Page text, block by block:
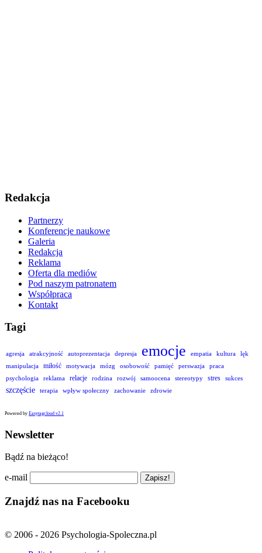
Redakcja
Partnerzy
Konferencje naukowe
Galeria
Redakcja
Reklama
Oferta dla mediów
Pod naszym patronatem
Współpraca
Kontakt
Tagi
agresja atrakcyjność autoprezentacja depresja emocje empatia kultura
lęk
manipulacja
miłość motywacja mózg osobowość pamięć perswazja
praca
psychologia
reklama relacje rodzina rozwój samoocena stereotypy stres sukces
szczęście terapia wpływ społeczny zachowanie zdrowie
Powered by Easytagcloud v2.1
Newsletter
Bądź na bieżąco!
e-mail
Znajdź nas na Facebooku
© 2006 - 2026 Psychologia-Spoleczna.pl